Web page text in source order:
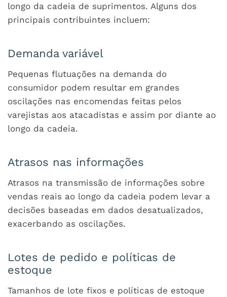
longo da cadeia de suprimentos. Alguns dos
principais contribuintes incluem:
Demanda variável
Pequenas flutuações na demanda do
consumidor podem resultar em grandes
oscilações nas encomendas feitas pelos
varejistas aos atacadistas e assim por diante ao
longo da cadeia.
Atrasos nas informações
Atrasos na transmissão de informações sobre
vendas reais ao longo da cadeia podem levar a
decisões baseadas em dados desatualizados,
exacerbando as oscilações.
Lotes de pedido e políticas de
estoque
Tamanhos de lote fixos e políticas de estoque